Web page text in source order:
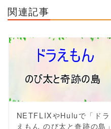
関連記事
NETFLIXやHuluで「ドラ
えもん のび太と奇跡の島」